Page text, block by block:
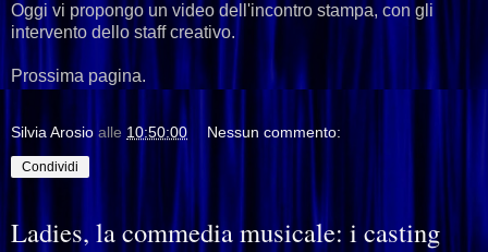
Oggi vi propongo un video dell'incontro stampa, con gli
intervento dello staff creativo.
Prossima pagina.
Silvia Arosio alle 10:50:00 Nessun commento:
Condividi
Ladies, la commedia musicale: i casting